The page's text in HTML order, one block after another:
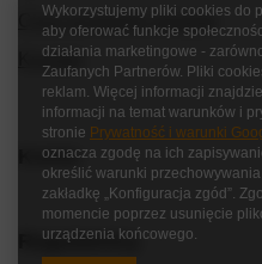
Chcę wymienić produkt
Kontakt
Konto
Regulaminy
Wykorzystujemy pliki cookies do
aby oferować funkcje
działania marketingowe -
Zaufanych Partnerów. Pliki
reklam. Więcej informacji
informacji na temat warunków i
stronie Prywatność i warunki
oznacza zgodę na ich
określić warunki
zakładkę „Konfiguracja zgód”.
momencie poprzez usunięcie
urządzenia końcowego.